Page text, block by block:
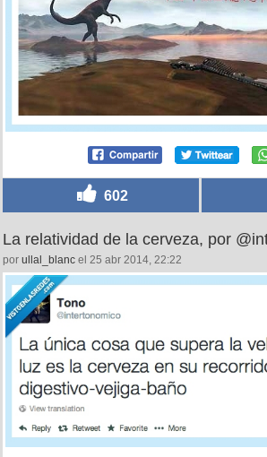
602
La relatividad de la cerveza, por
por ullal_blanc el 25 abr 2014, 22:22